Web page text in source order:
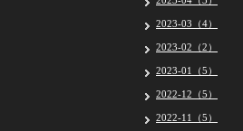
2023-03（4）
2023-02（2）
2023-01（5）
2022-12（5）
2022-11（5）